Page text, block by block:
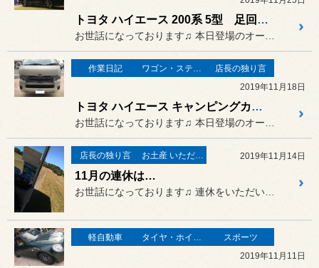
トヨタ ハイエース 200系 5型 足回り 交換
作業日記 ワゴン・ステーションワゴン
店長の独り言
2019年11月18日
トヨタ ハイエース キャンピングカー シートカバー 取り付け
店長の独り言 お土産 いただきました♪ 2019年11月14日
11月の連休は…
軽自動車 タイヤ・ホイール
スポーツ
2019年11月11日